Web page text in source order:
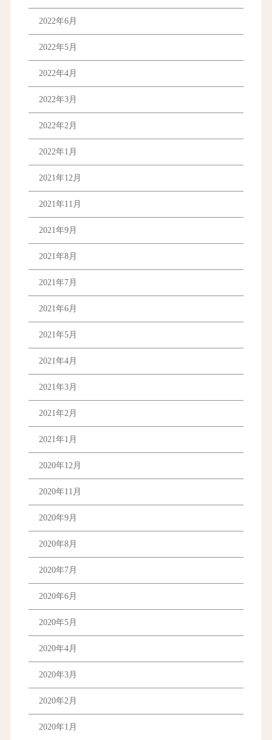
2022年6月
2022年5月
2022年4月
2022年3月
2022年2月
2022年1月
2021年12月
2021年11月
2021年9月
2021年8月
2021年7月
2021年6月
2021年5月
2021年4月
2021年3月
2021年2月
2021年1月
2020年12月
2020年11月
2020年9月
2020年8月
2020年7月
2020年6月
2020年5月
2020年4月
2020年3月
2020年2月
2020年1月